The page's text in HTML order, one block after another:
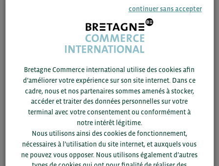
en Turquie et qui donnes des élément sur :
Les parts de marché par catégorie de produits ;
Le commerce extérieur ;
Les acteurs clés ;
Les canaux de distribution.
TÉLÉCHARGEZ LA NOTE COMPLÈTE
continuer sans accepter
Bretagne Commerce international utilise des cookies afin
d’améliorer votre expérience sur son site internet. Dans ce
cadre, nous et nos partenaires sommes amenés à stocker,
accéder et traiter des données personnelles sur votre
terminal avec votre consentement ou conformément à
notre intérêt légitime.
Nous utilisons ainsi des cookies de fonctionnement,
nécessaires à l’utilisation du site internet, et auxquels vous
ne pouvez vous opposer. Nous utilisons également d’autres